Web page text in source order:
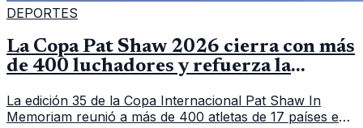
DEPORTES
La Copa Pat Shaw 2026 cierra con más
de 400 luchadores y refuerza la
La edición 35 de la Copa Internacional Pat Shaw In
Memoriam reunió a más de 400 atletas de 17 países en